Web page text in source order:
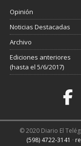
Opinión
Noticias Destacadas
Archivo
Ediciones anteriores
(hasta el 5/6/2017)
© 2020 Diario El
(598) 4722-3141 ·